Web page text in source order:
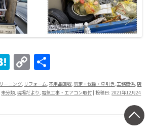
H
at
e
C
o
p
有
ーニング リフォーム 不用品回収 剪定・伐採・草引き 工務関係 ,店
,未分類 現場だより 電気工事・エアコン取付 | 投稿日:2021年12月24